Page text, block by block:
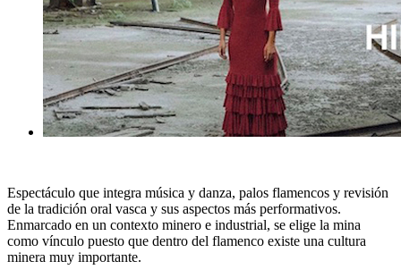
Espectáculo que integra música y danza, palos flamencos y revisión
de la tradición oral vasca y sus aspectos más performativos.
Enmarcado en un contexto minero e industrial, se elige la mina
como vínculo puesto que dentro del flamenco existe una cultura
minera muy importante.